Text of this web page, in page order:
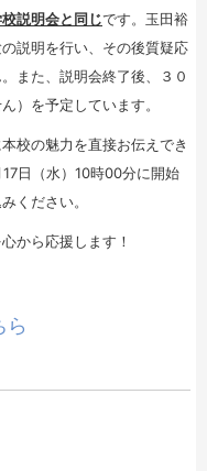
説明会と同じです。玉田裕
説明を行い、その後質疑応
また、説明会終了後、３０
）を予定しています。
校の魅力を直接お伝えでき
日（水）10時00分に開始
ください。
から応援します！
ら